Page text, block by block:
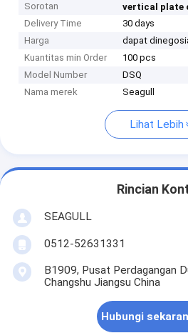
Sorotan vertical plate
Delivery Time
30 days
Harga
dapat
Kuantitas min Order
100 pcs
Model Number
DSQ
Nama merek
Seagull
Lihat Lebih
Rincian
SEAGULL
0512-52631331
B1909, Pusat Perdagangan
Changshu Jiangsu China
Hubungi